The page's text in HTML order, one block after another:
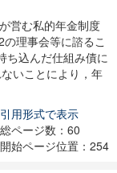
営む私的年金制度
理事会等に諮るこ
ち込んだ仕組み債に
いことにより，年
引用形式で表示
総ページ数：60
開始ページ位置：254